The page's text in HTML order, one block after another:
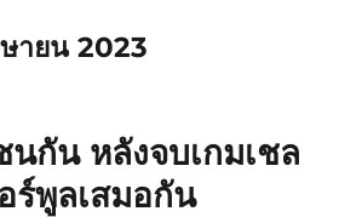
ายน 2023
กัน หลังจบเกมเชล
ร์พูลเสมอกัน